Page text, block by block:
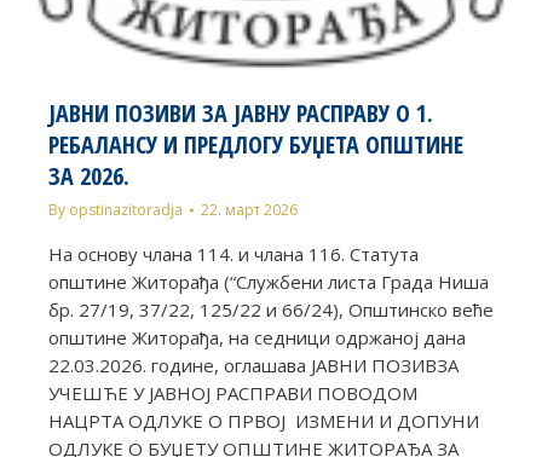
ЈАВНИ ПОЗИВИ ЗА ЈАВНУ РАСПРАВУ О 1.
РЕБАЛАНСУ И ПРЕДЛОГУ БУЏЕТА ОПШТИНЕ
ЗА 2026.
By opstinazitoradja 22. март 2026
На основу члана 114. и члана 116. Статута
општине Житорађа (“Службени листа Града Ниша
бр. 27/19, 37/22, 125/22 и 66/24), Општинско веће
општине Житорађа, на седници одржаној дана
22.03.2026. године, оглашава ЈАВНИ ПОЗИВЗА
УЧЕШЋЕ У ЈАВНОЈ РАСПРАВИ ПОВОДОМ
НАЦРТА ОДЛУКЕ О ПРВОЈ ИЗМЕНИ И ДОПУНИ
ОДЛУКЕ О БУЏЕТУ ОПШТИНЕ ЖИТОРАЂА ЗА